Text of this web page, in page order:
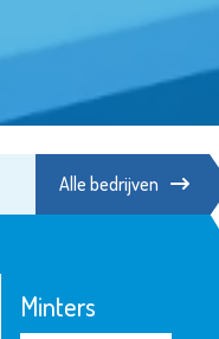
Alle bedrijven
Minters